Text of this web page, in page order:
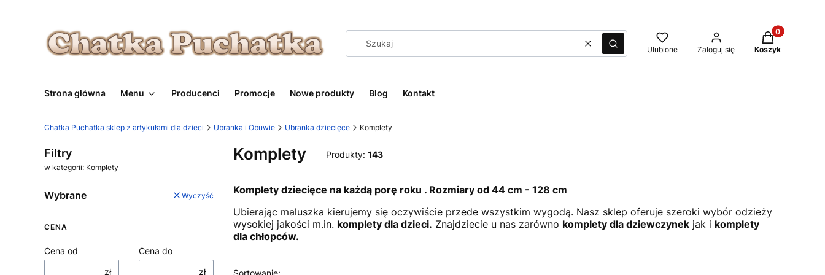
WyczyśćSzukaj Ulubione Zaloguj się
Produkty w
Koszyk
Strona główna Menu Producenci Promocje Nowe produkty Blog Kontakt
Chatka Puchatka sklep z artykułami dla dzieci Ubranka i Obuwie Ubranka dziecięce Komplety
Filtry
w kategorii: Komplety
Wybrane Wyczyść
CENA
Cena od
zł
Cena do
zł
Komplety Produkty: 143
Komplety dziecięce na każdą porę roku . Rozmiary od 44 cm - 128 cm
Ubierając maluszka kierujemy się oczywiście przede wszystkim wygodą. Nasz sklep oferuje szeroki wybór odzieży
wysokiej jakości m.in. komplety dla dzieci. Znajdziecie u nas zarówno komplety dla dziewczynek jak i komplety
dla chłopców.